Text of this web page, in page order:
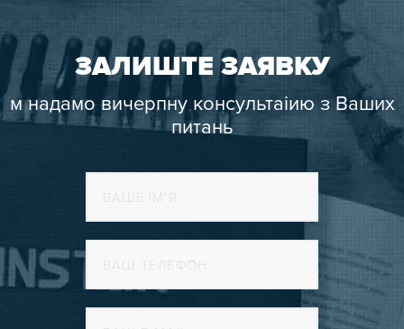
ЗАЛИШТЕ ЗАЯВКУ
м надамо вичерпну консультаіию з Ваших
питань